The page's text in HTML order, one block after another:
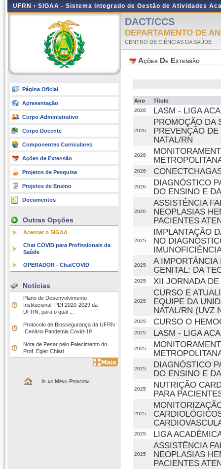
UFRN › SIGAA - Sistema Integrado de Gestão de Atividades
Página Oficial
Apresentação
Corpo Administrativo
Corpo Docente
Componentes Curriculares
Ações de Extensão
Projetos de Pesquisa
Projetos de Ensino
Documentos
Outras Opções
Acessar o SIGAA
Chat COVID para Profissionais da
Saúde
OPERADOR - ChatCOVID
Notícias
Plano de Desenvolvimento
Institucional  PDI 2020-2029 da
UFRN, para o qual ...
Protocolo de Biossegurança da UFRN
 Cenário Pandemia Covid-19
Nota de Pesar pelo Falecimento do
Prof. Egler Chiari
Ir ao Menu Principal
DACT/CCS
DEPARTAMENTO DE
CENTRO DE CIÊNCIAS DA SAÚDE
Ações De Extensão
Ano Título
2026 LASM - LIGA
2026
PROMOÇÃO DA
PREVENÇÃO
NATAL/RN
2026
2026
2026
DIAGNÓSTICO
DO ENSINO E
2026
ASSISTÊNCIA
NEOPLASIAS
PACIENTES
2025
IMPLANTAÇÃO
NO
2025
A
GENITAL: DA
2025 XII JORNADA
2025
CURSO E
EQUIPE DA
NATAL/RN (UVZ
2025 CURSO O
2025 LASM - LIGA
2025
2025
DIAGNÓSTICO
DO ENSINO E
2025
NUTRIÇÃO
PARA
2025
2025 LIGA
2025
ASSISTÊNCIA
NEOPLASIAS
PACIENTES